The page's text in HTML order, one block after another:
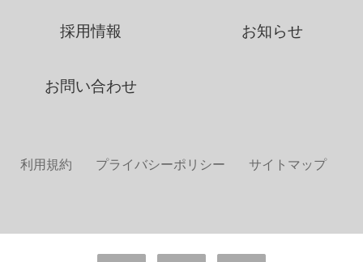
採用情報 お知らせ
お問い合わせ
利用規約 プライバシーポリシー サイトマップ